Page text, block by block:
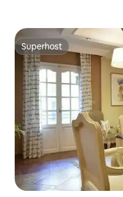
Superhost
Superhost